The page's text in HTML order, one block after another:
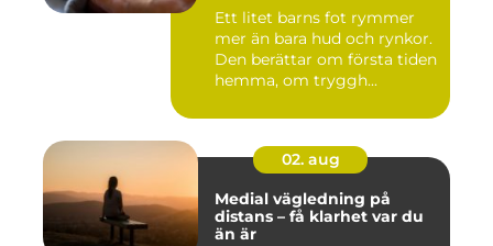
Ett litet barns fot rymmer
mer än bara hud och rynkor.
Den berättar om första tiden
hemma, om tryggh...
02. aug
Medial vägledning på
distans – få klarhet var du
än är